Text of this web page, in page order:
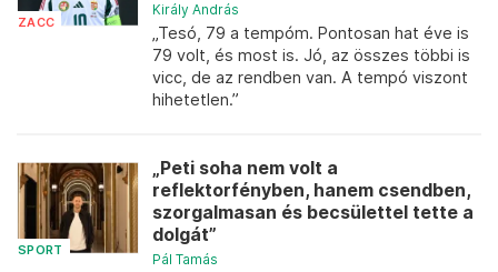
ZACC
Király András
„Tesó, 79 a tempóm. Pontosan hat éve is
79 volt, és most is. Jó, az összes többi is
vicc, de az rendben van. A tempó viszont
hihetetlen.”
SPORT
„Peti soha nem volt a
reflektorfényben, hanem csendben,
szorgalmasan és becsülettel tette a
dolgát”
Pál Tamás